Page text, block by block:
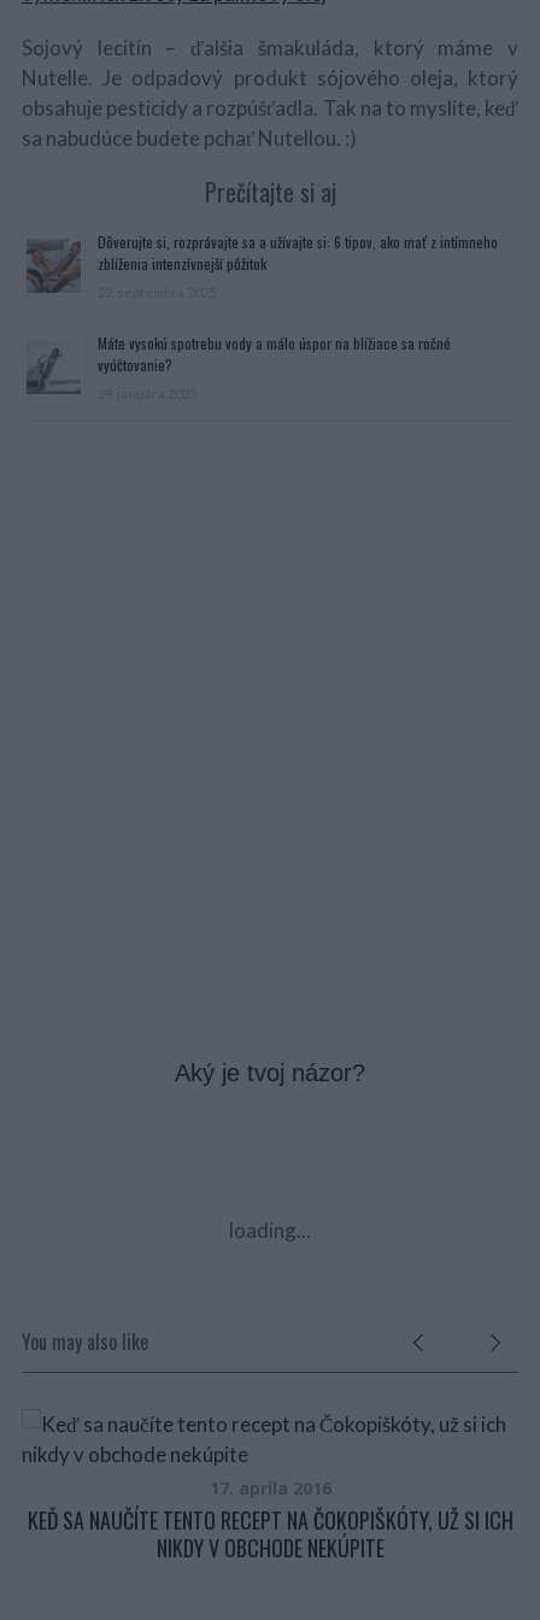
Sojový lecitín – ďalšia šmakuláda, ktorý máme v
Nutelle. Je odpadový produkt sójového oleja, ktorý
obsahuje pesticídy a rozpúšťadla. Tak na to myslite, keď
sa nabudúce budete pchať Nutellou. :)
Prečítajte si aj
Dôverujte si, rozprávajte sa a užívajte si: 6 tipov, ako mať z intímneho
zblíženia intenzívnejší pôžitok
Máte vysokú spotrebu vody a málo úspor na blížiace sa ročné
vyúčtovanie?
Aký je tvoj názor?
loading...
You may also like
17. apríla 2016
KEĎ SA NAUČÍTE TENTO RECEPT NA ČOKOPIŠKÓTY, UŽ SI ICH
NIKDY V OBCHODE NEKÚPITE